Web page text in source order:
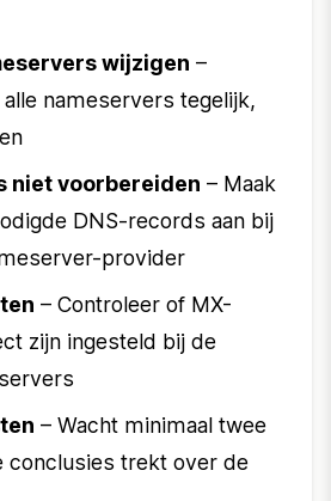
wijzigen –
nameservers tegelijk,
niet voorbereiden – Maak
DNS-records aan bij
provider
– Controleer of MX-
zijn ingesteld bij de
– Wacht minimaal twee
conclusies trekt over de